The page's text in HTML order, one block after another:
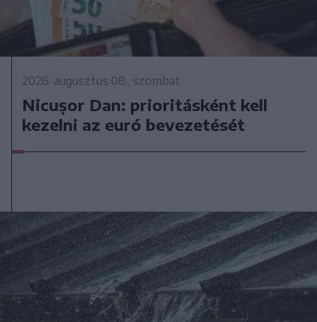
2026. augusztus 08., szombat
Nicușor Dan: prioritásként kell
kezelni az euró bevezetését